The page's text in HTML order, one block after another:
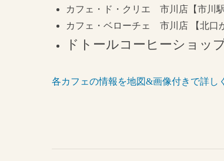
カフェ・ド・クリエ 市川店【市川駅
カフェ・ベローチェ 市川店 【北口
ドトールコーヒーショッ
各カフェの情報を地図&画像付きで詳し